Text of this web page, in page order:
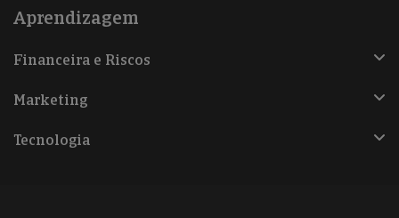
Aprendizagem
Financeira e Riscos
Marketing
Tecnologia